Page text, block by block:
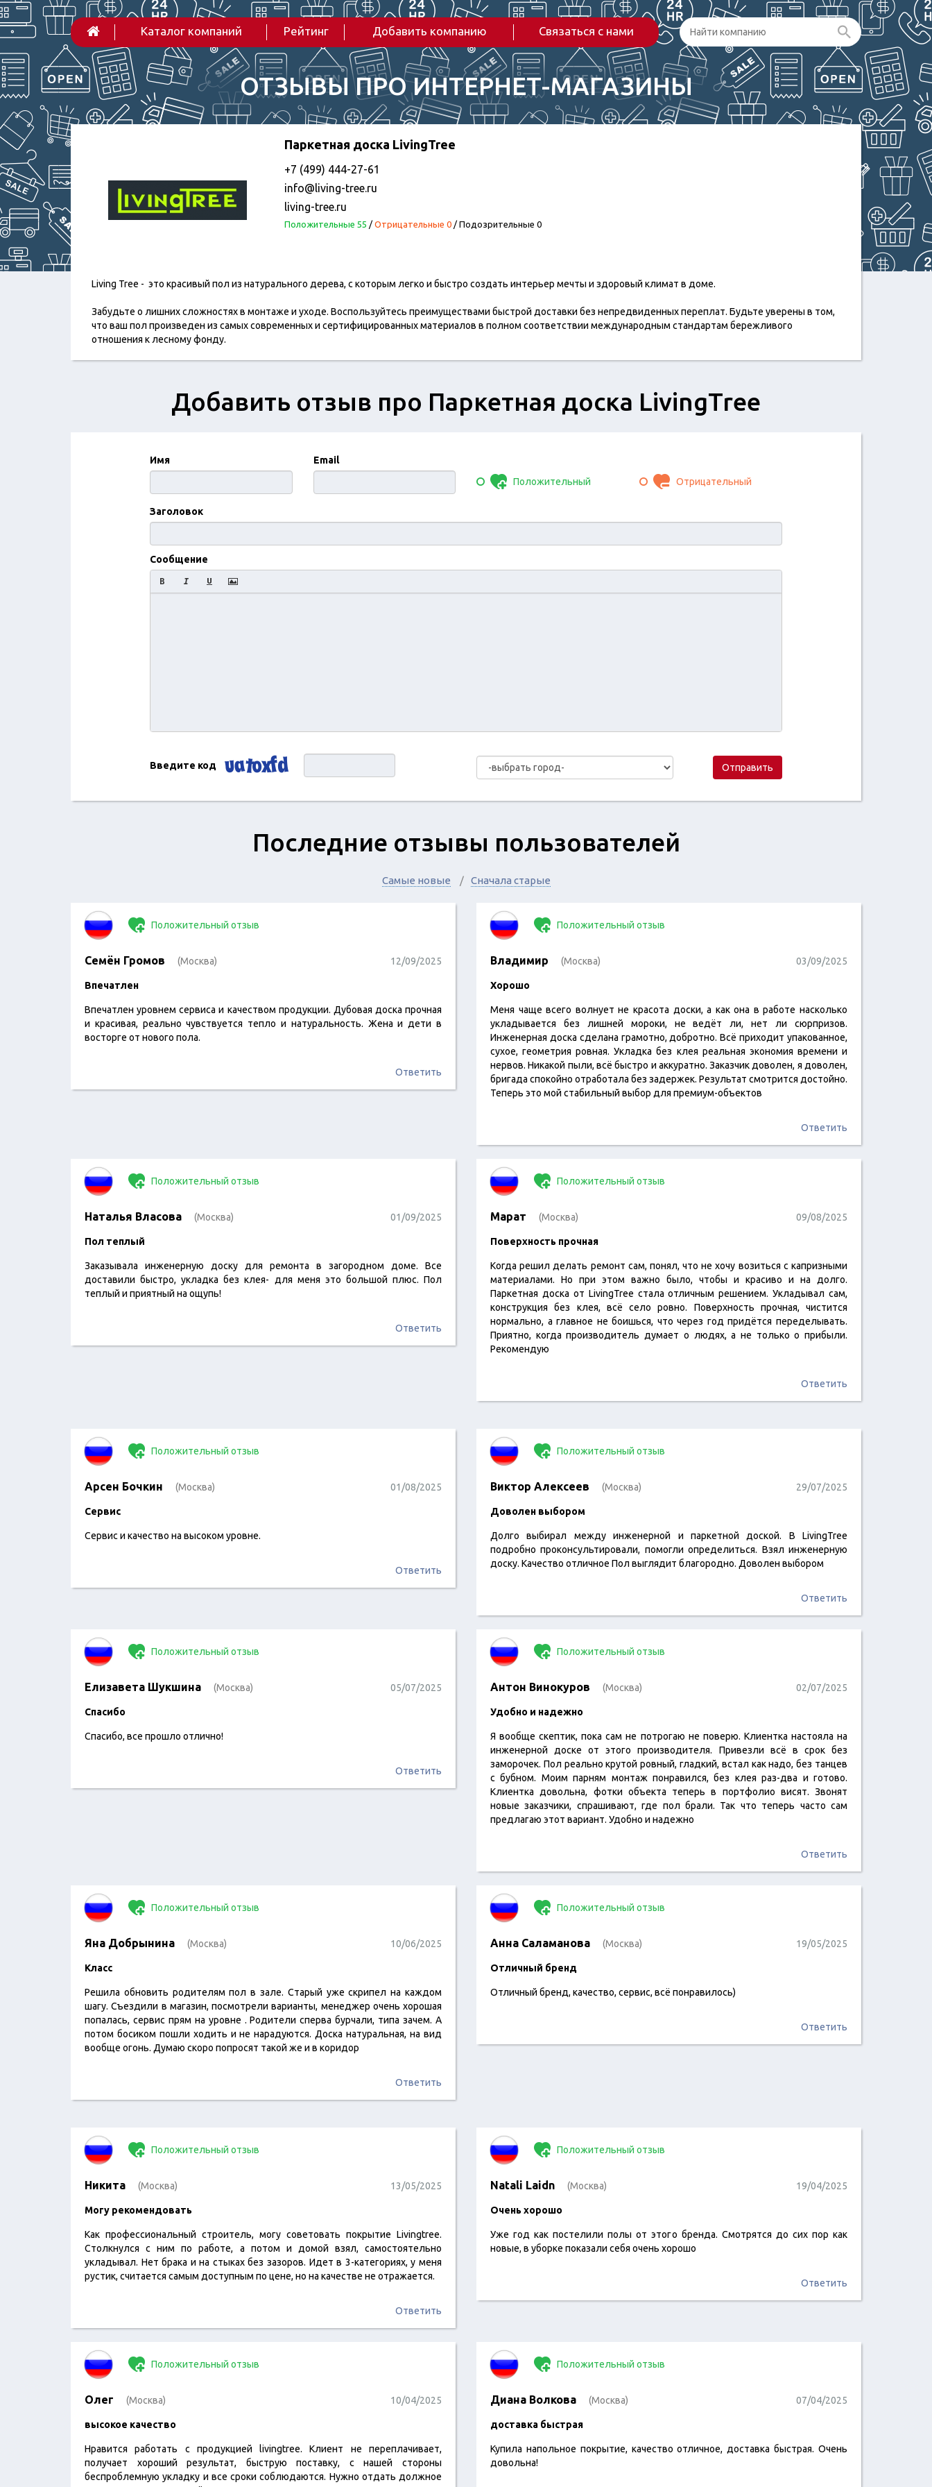
Каталог компаний Рейтинг Добавить компанию Связаться с нами
ОТЗЫВЫ ПРО ИНТЕРНЕТ-МАГАЗИНЫ
Паркетная доска LivingTree
+7 (499) 444-27-61
info@living-tree.ru
living-tree.ru
Положительные 55 / Отрицательные 0/ Подозрительные 0
Living Tree - это красивый пол из натурального дерева, с которым легко и быстро создать интерьер мечты и здоровый климат в доме.
Забудьте о лишних сложностях в монтаже и уходе. Воспользуйтесь преимуществами быстрой доставки без непредвиденных переплат. Будьте уверены в том,
что ваш пол произведен из самых современных и сертифицированных материалов в полном соответствии международным стандартам бережливого
отношения к лесному фонду.
Добавить отзыв про Паркетная доска LivingTree
Имя
Email
Положительный
Отрицательный
Заголовок
Сообщение
Введите код Отправить
Последние отзывы пользователей
Самые новые Сначала старые
Положительный отзыв
Семён Громов (Москва) 12/09/2025
Впечатлен
Впечатлен уровнем сервиса и качеством продукции. Дубовая доска прочная
и красивая, реально чувствуется тепло и натуральность. Жена и дети в
восторге от нового пола.
читать отзыв
Ответить
Положительный отзыв
Владимир (Москва) 03/09/2025
Хорошо
Меня чаще всего волнует не красота доски, а как она в работе насколько
укладывается без лишней мороки, не ведёт ли, нет ли сюрпризов.
Инженерная доска сделана грамотно, добротно. Всё приходит упакованное,
сухое, геометрия ровная. Укладка без клея реальная экономия времени и
нервов. Никакой пыли, всё быстро и аккуратно. Заказчик доволен, я доволен,
бригада спокойно отработала без задержек. Результат смотрится достойно.
Теперь это мой стабильный выбор для премиум-объектов
Ответить
Положительный отзыв
Наталья Власова (Москва) 01/09/2025
Пол теплый
Заказывала инженерную доску для ремонта в загородном доме. Все
доставили быстро, укладка без клея- для меня это большой плюс. Пол
теплый и приятный на ощупь!
читать отзыв
Ответить
Положительный отзыв
Марат (Москва) 09/08/2025
Поверхность прочная
Когда решил делать ремонт сам, понял, что не хочу возиться с капризными
материалами. Но при этом важно было, чтобы и красиво и на долго.
Паркетная доска от LivingTree стала отличным решением. Укладывал сам,
конструкция без клея, всё село ровно. Поверхность прочная, чистится
нормально, а главное не боишься, что через год придётся переделывать.
Приятно, когда производитель думает о людях, а не только о прибыли.
Рекомендую
Ответить
Положительный отзыв
Арсен Бочкин (Москва) 01/08/2025
Сервис
Сервис и качество на высоком уровне. читать отзыв
Ответить
Положительный отзыв
Виктор Алексеев (Москва) 29/07/2025
Доволен выбором
Долго выбирал между инженерной и паркетной доской. В LivingTree
подробно проконсультировали, помогли определиться. Взял инженерную
доску. Качество отличное Пол выглядит благородно. Доволен выбором
Ответить
Положительный отзыв
Елизавета Шукшина (Москва) 05/07/2025
Спасибо
Спасибо, все прошло отлично! читать отзыв
Ответить
Положительный отзыв
Антон Винокуров (Москва) 02/07/2025
Удобно и надежно
Я вообще скептик, пока сам не потрогаю не поверю. Клиентка настояла на
инженерной доске от этого производителя. Привезли всё в срок без
заморочек. Пол реально крутой ровный, гладкий, встал как надо, без танцев
с бубном. Моим парням монтаж понравился, без клея раз-два и готово.
Клиентка довольна, фотки объекта теперь в портфолио висят. Звонят
новые заказчики, спрашивают, где пол брали. Так что теперь часто сам
предлагаю этот вариант. Удобно и надежно
Ответить
Положительный отзыв
Яна Добрынина (Москва) 10/06/2025
Класс
Решила обновить родителям пол в зале. Старый уже скрипел на каждом
шагу. Съездили в магазин, посмотрели варианты, менеджер очень хорошая
попалась, сервис прям на уровне . Родители сперва бурчали, типа зачем. А
потом босиком пошли ходить и не нарадуются. Доска натуральная, на вид
вообще огонь. Думаю скоро попросят такой же и в коридор
Ответить
Положительный отзыв
Анна Саламанова (Москва) 19/05/2025
Отличный бренд
Отличный бренд, качество, сервис, всё понравилось)
Ответить
Положительный отзыв
Никита (Москва) 13/05/2025
Могу рекомендовать
Как профессиональный строитель, могу советовать покрытие Livingtree.
Столкнулся с ним по работе, а потом и домой взял, самостоятельно
укладывал. Нет брака и на стыках без зазоров. Идет в 3-категориях, у меня
рустик, считается самым доступным по цене, но на качестве не отражается.
читать отзыв
Ответить
Положительный отзыв
Natali Laidn (Москва) 19/04/2025
Очень хорошо
Уже год как постелили полы от этого бренда. Смотрятся до сих пор как
новые, в уборке показали себя очень хорошо
Ответить
Положительный отзыв
Олег (Москва) 10/04/2025
высокое качество
Нравится работать с продукцией livingtree. Клиент не переплачивает,
получает хороший результат, быструю поставку, с нашей стороны
беспроблемную укладку и все сроки соблюдаются. Нужно отдать должное
читать отзыв
Положительный отзыв
Диана Волкова (Москва) 07/04/2025
доставка быстрая
Купила напольное покрытие, качество отличное, доставка быстрая. Очень
довольна!